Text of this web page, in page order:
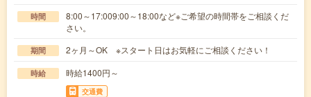
時間
8:00～17:009:00～18:00など※ご希望の時間帯をご相談くだ
さい。
期間 2ヶ月～OK ※スタート日はお気軽にご相談ください！
時給 時給1400円～
交通費